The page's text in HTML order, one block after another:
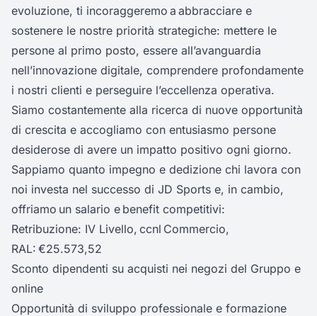
evoluzione, ti incoraggeremo a abbracciare e
sostenere le nostre priorità strategiche: mettere le
persone al primo posto, essere all’avanguardia
nell’innovazione digitale, comprendere profondamente
i nostri clienti e perseguire l’eccellenza operativa.
Siamo costantemente alla ricerca di nuove opportunità
di crescita e accogliamo con entusiasmo persone
desiderose di avere un impatto positivo ogni giorno.
Sappiamo quanto impegno e dedizione chi lavora con
noi investa nel successo di JD Sports e, in cambio,
offriamo un salario e benefit competitivi:
Retribuzione: IV Livello, ccnl Commercio,
RAL: €25.573,52
Sconto dipendenti su acquisti nei negozi del Gruppo e
online
Opportunità di sviluppo professionale e formazione